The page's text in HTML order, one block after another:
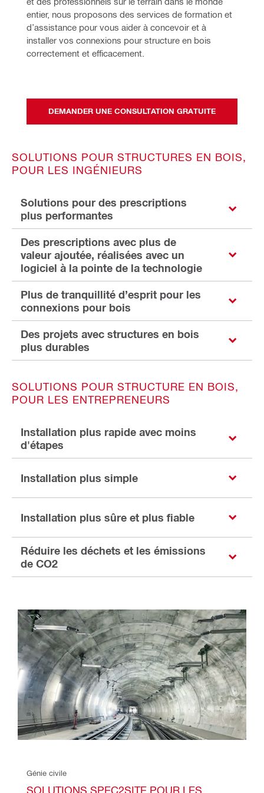
entier, nous proposons des services de formation et
d’assistance pour vous aider à concevoir et à
installer vos connexions pour structure en bois
correctement et efficacement.
DEMANDER UNE CONSULTATION GRATUITE
SOLUTIONS POUR STRUCTURES EN BOIS,
POUR LES INGÉNIEURS
Solutions pour des prescriptions
plus performantes
Des prescriptions avec plus de
valeur ajoutée, réalisées avec un
logiciel à la pointe de la technologie
Plus de tranquillité d’esprit pour les
connexions pour bois
Des projets avec structures en bois
plus durables
SOLUTIONS POUR STRUCTURE EN BOIS,
POUR LES ENTREPRENEURS
Installation plus rapide avec moins
d'étapes
Installation plus simple
Installation plus sûre et plus fiable
Réduire les déchets et les émissions
de CO2
Génie civile
SOLUTIONS SPEC2SITE POUR LES